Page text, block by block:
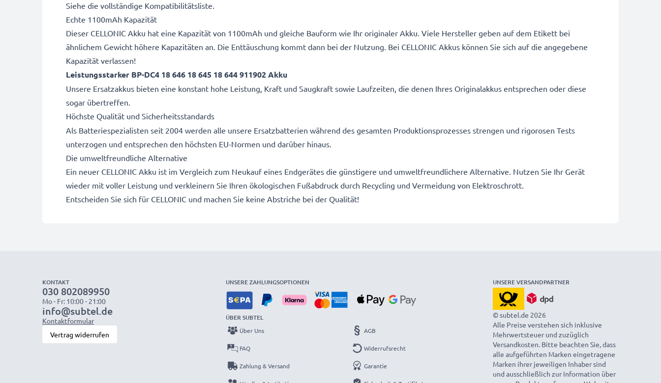
Siehe die vollständige Kompatibilitätsliste.
Echte 1100mAh Kapazität
Dieser CELLONIC Akku hat eine Kapazität von 1100mAh und gleiche Bauform wie Ihr originaler Akku. Viele Hersteller geben auf dem Etikett bei
ähnlichem Gewicht höhere Kapazitäten an. Die Enttäuschung kommt dann bei der Nutzung. Bei CELLONIC Akkus können Sie sich auf die angegebene
Kapazität verlassen!
Leistungsstarker BP-DC4 18 646 18 645 18 644 911902 Akku
Unsere Ersatzakkus bieten eine konstant hohe Leistung, Kraft und Saugkraft sowie Laufzeiten, die denen Ihres Originalakkus entsprechen oder diese
sogar übertreffen.
Höchste Qualität und Sicherheitsstandards
Als Batteriespezialisten seit 2004 werden alle unsere Ersatzbatterien während des gesamten Produktionsprozesses strengen und rigorosen Tests
unterzogen und entsprechen den höchsten EU-Normen und darüber hinaus.
Die umweltfreundliche Alternative
Ein neuer CELLONIC Akku ist im Vergleich zum Neukauf eines Endgerätes die günstigere und umweltfreundlichere Alternative. Nutzen Sie Ihr Gerät
wieder mit voller Leistung und verkleinern Sie Ihren ökologischen Fußabdruck durch Recycling und Vermeidung von Elektroschrott.
Entscheiden Sie sich für CELLONIC und machen Sie keine Abstriche bei der Qualität!
KONTAKT
030 802089950
Mo - Fr: 10:00 - 21:00
info@subtel.de
Kontaktformular
Vertrag widerrufen
UNSERE ZAHLUNGSOPTIONEN
ÜBER SUBTEL
Über Uns
FAQ
Zahlung & Versand
AGB
Widerrufsrecht
Garantie
UNSERE VERSANDPARTNER
© subtel.de 2026
Alle Preise verstehen sich inklusive
Mehrwertsteuer und zuzüglich
Versandkosten. Bitte beachten Sie, dass
alle aufgeführten Marken eingetragene
Marken ihrer jeweiligen Inhaber sind
und ausschließlich zur Information über